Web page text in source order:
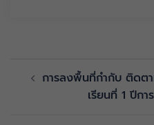
การลงพื้นที่กำกับ ติดต
เรียนที่ 1 ปีก